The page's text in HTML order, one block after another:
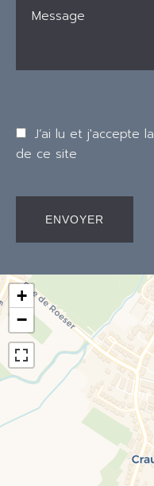
J’ai lu et j'accepte la
de ce site
ENVOYER
+
−